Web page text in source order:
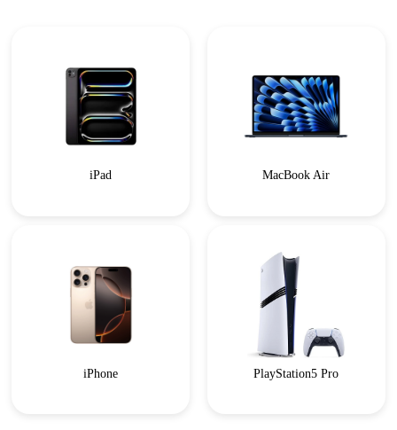
iPad MacBook Air
iPhone PlayStation5 Pro